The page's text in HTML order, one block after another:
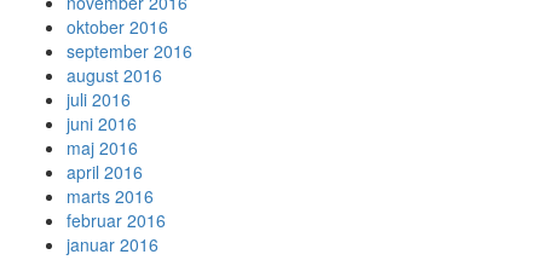
oktober 2016
september 2016
august 2016
juli 2016
juni 2016
maj 2016
april 2016
marts 2016
februar 2016
januar 2016